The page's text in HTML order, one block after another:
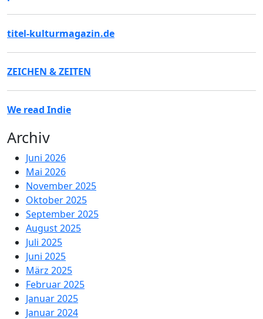
titel-kulturmagazin.de
ZEICHEN & ZEITEN
We read Indie
Archiv
Juni 2026
Mai 2026
November 2025
Oktober 2025
September 2025
August 2025
Juli 2025
Juni 2025
März 2025
Februar 2025
Januar 2025
Januar 2024